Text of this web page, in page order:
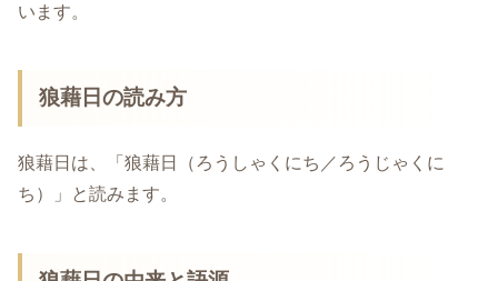
います。
狼藉日の読み方
狼藉日は、「狼藉日（ろうしゃくにち／ろうじゃくに
ち）」と読みます。